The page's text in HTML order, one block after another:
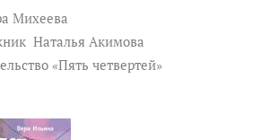
Михеева
Наталья Акимова
«Пять четвертей»